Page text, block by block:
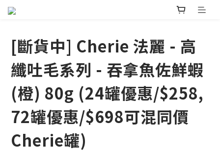
[斷貨中] Cherie 法麗 - 高
纖吐毛系列 - 吞拿魚佐鮮蝦
(橙) 80g (24罐優惠/$258,
72罐優惠/$698可混同價
Cherie罐)